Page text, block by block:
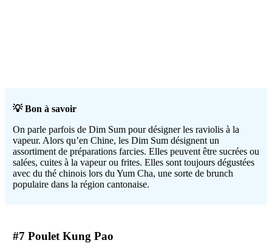
💡 Bon à savoir
On parle parfois de Dim Sum pour désigner les raviolis à la
vapeur. Alors qu’en Chine, les Dim Sum désignent un
assortiment de préparations farcies. Elles peuvent être sucrées ou
salées, cuites à la vapeur ou frites. Elles sont toujours dégustées
avec du thé chinois lors du Yum Cha, une sorte de brunch
populaire dans la région cantonaise.
#7 Poulet Kung Pao